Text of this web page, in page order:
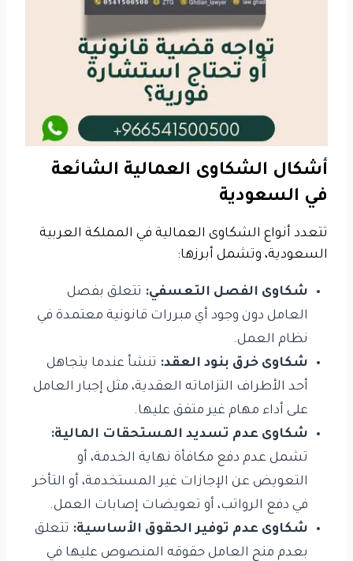
أشكال الشكاوى العمالية الشائعة
في السعودية
تتعدد أنواع الشكاوى العمالية في المملكة العربية
السعودية، وتشمل أبرزها:
شكاوى الفصل التعسفي: تتعلق بفصل
العامل دون وجود أي مبررات قانونية معتمدة في
نظام العمل.
شكاوى خرق بنود العقد: تنشأ عندما يتجاهل
أحد الأطراف التزاماته العقدية، مثل إجبار العامل
على أداء مهام غير متفق عليها.
شكاوى عدم تسديد المستحقات المالية:
تشمل عدم دفع مكافأة نهاية الخدمة، أو
التعويض عن الإجازات غير المستخدمة، أو التأخر
في دفع الرواتب، أو تعويضات إصابات العمل.
شكاوى عدم توفير الحقوق الأساسية: تتعلق
بعدم منح العامل حقوقه المنصوص عليها في